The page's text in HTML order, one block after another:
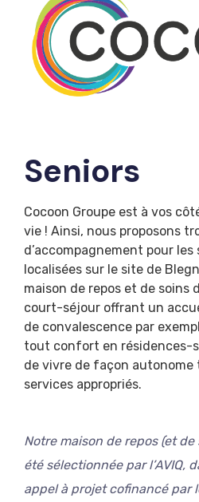
Seniors
Cocoon Groupe est à vos
vie ! Ainsi, nous proposons
d’accompagnement pour
localisées sur le site de
maison de repos et de soins
court-séjour offrant un
de convalescence par
tout confort en résidences-
de vivre de façon
services appropriés.
Notre maison de repos (et
été sélectionnée par l’AVIQ,
appel à projet cofinancé par